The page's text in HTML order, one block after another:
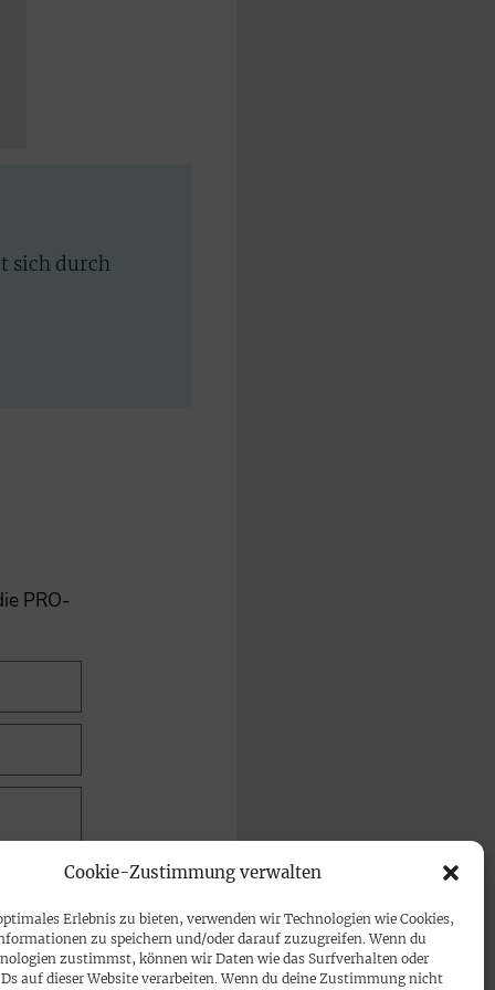
Cookie-Zustimmung verwalten
Erlebnis zu bieten, verwenden wir Technologien wie Cookies,
zu speichern und/oder darauf zuzugreifen. Wenn du
zustimmst, können wir Daten wie das Surfverhalten oder
auf dieser Website verarbeiten. Wenn du deine Zustimmung nicht
sich durch
PRO-